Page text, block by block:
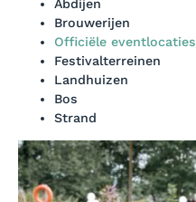
Abdijen
Brouwerijen
Officiële eventlocaties
Festivalterreinen
Landhuizen
Bos
Strand